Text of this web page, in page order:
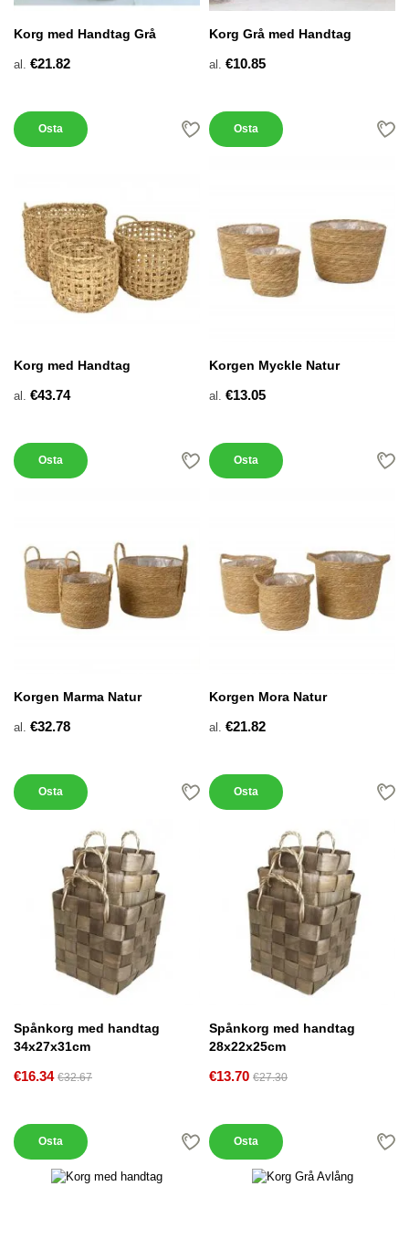
Korg med Handtag Grå
al. €21.82
Osta
Korg Grå med Handtag
al. €10.85
Osta
Korg med Handtag
al. €43.74
Osta
Korgen Myckle Natur
al. €13.05
Osta
Korgen Marma Natur
al. €32.78
Osta
Korgen Mora Natur
al. €21.82
Osta
Spånkorg med handtag
34x27x31cm
€16.34 €32.67
Osta
Spånkorg med handtag
28x22x25cm
€13.70 €27.30
Osta